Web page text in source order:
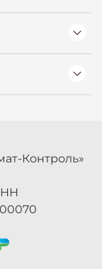
Контроль»